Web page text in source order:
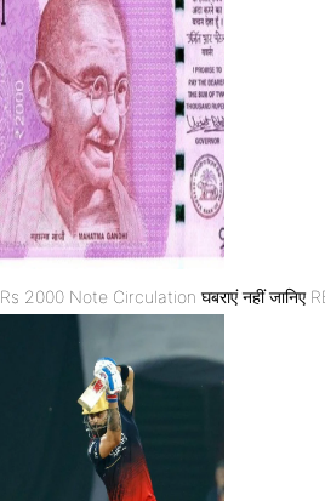
Rs 2000 Note Circulation घबराएं नहीं जानिए